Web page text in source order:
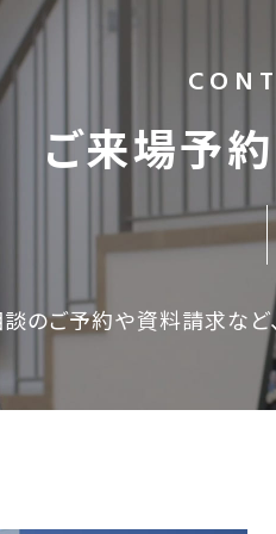
ご来場予
のご予約や資料請求など